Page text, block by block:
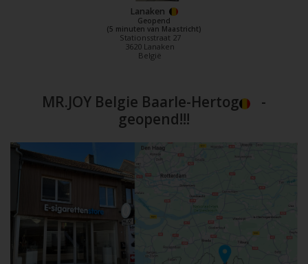
Lanaken
Geopend
(5 minuten van Maastricht)
Stationsstraat 27
3620 Lanaken
België
MR.JOY Belgie Baarle-Hertog
-
geopend!!!